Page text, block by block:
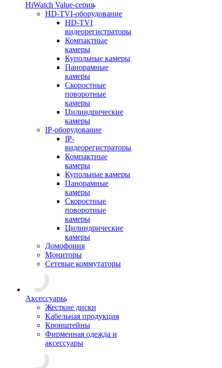
HiWatch Value-серия
HD-TVI-оборудование
HD-TVI
видеорегистраторы
Компактные
камеры
Купольные камеры
Панорамные
камеры
Скоростные
поворотные
камеры
Цилиндрические
камеры
IP-оборудование
IP-
видеорегистраторы
Компактные
камеры
Купольные камеры
Панорамные
камеры
Скоростные
поворотные
камеры
Цилиндрические
камеры
Домофония
Мониторы
Сетевые коммутаторы
Аксессуары
Жесткие диски
Кабельная продукция
Кронштейны
Фирменная одежда и
аксессуары